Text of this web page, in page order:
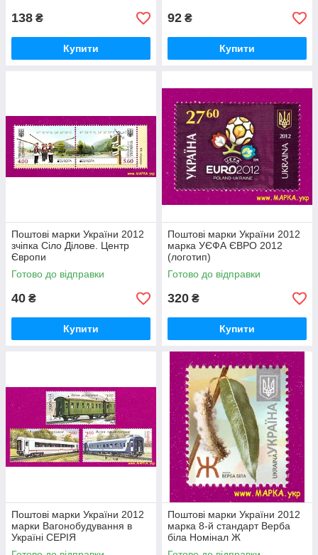
138 ₴
Купити
92 ₴
Купити
Поштові марки України 2012
зчіпка Сіло Ділове. Центр
Європи
Готово до відправки
40 ₴
Купити
Поштові марки України 2012
марка УЄФА ЄВРО 2012
(логотип)
Готово до відправки
320 ₴
Купити
Поштові марки України 2012
марки Вагонобудування в
Україні СЕРІЯ
Поштові марки України 2012
марка 8-й стандарт Верба
біла Номінал Ж